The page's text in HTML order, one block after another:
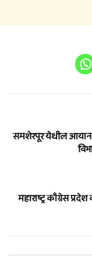
समशेरपूर येथील आयान
महाराष्ट्र काँग्रेस